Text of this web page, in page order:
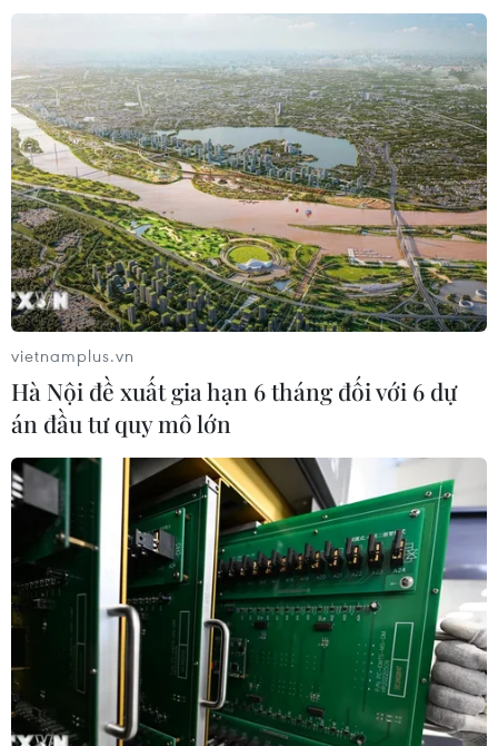
vietnamplus.vn
Hà Nội đề xuất gia hạn 6 tháng đối với 6 dự
án đầu tư quy mô lớn